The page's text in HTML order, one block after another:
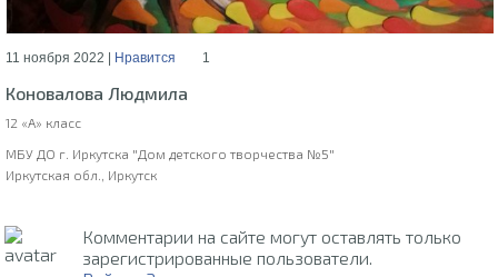
11 ноября 2022 | Нравится 1
Коновалова Людмила
12 «А» класс
МБУ ДО г. Иркутска "Дом детского творчества №5"
Иркутская обл., Иркутск
Комментарии на сайте могут оставлять только
зарегистрированные пользователи.